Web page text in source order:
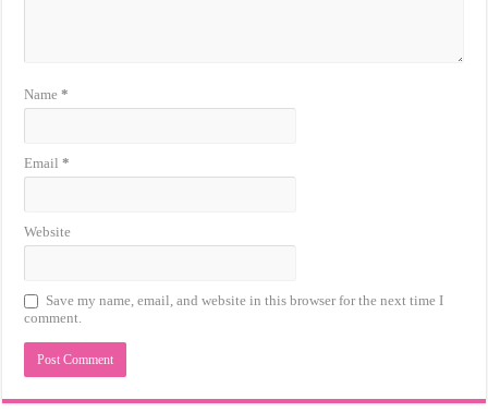
Name*
Email*
Website
Save my name, email, and website in this browser for the next time I
comment.